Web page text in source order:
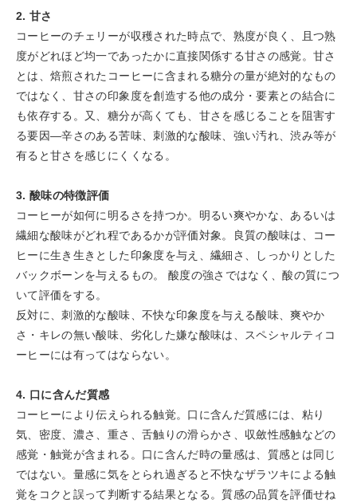
2. 甘さ
コーヒーのチェリーが収穫された時点で、熟度が良く、且つ熟
度がどれほど均一であったかに直接関係する甘さの感覚。甘さ
とは、焙煎されたコーヒーに含まれる糖分の量が絶対的なもの
ではなく、甘さの印象度を創造する他の成分・要素との結合に
も依存する。又、糖分が高くても、甘さを感じることを阻害す
る要因―辛さのある苦味、刺激的な酸味、強い汚れ、渋み等が
有ると甘さを感じにくくなる。
3. 酸味の特徴評価
コーヒーが如何に明るさを持つか。明るい爽やかな、あるいは
繊細な酸味がどれ程であるかが評価対象。良質の酸味は、コー
ヒーに生き生きとした印象度を与え、繊細さ、しっかりとした
バックボーンを与えるもの。 酸度の強さではなく、酸の質につ
いて評価をする。
反対に、刺激的な酸味、不快な印象度を与える酸味、爽やか
さ・キレの無い酸味、劣化した嫌な酸味は、スペシャルティコ
ーヒーには有ってはならない。
4. 口に含んだ質感
コーヒーにより伝えられる触覚。口に含んだ質感には、粘り
気、密度、濃さ、重さ、舌触りの滑らかさ、収斂性感触などの
感覚・触覚が含まれる。口に含んだ時の量感は、質感とは同じ
ではない。量感に気をとられ過ぎると不快なザラツキによる触
覚をコクと誤って判断する結果となる。質感の品質を評価せね